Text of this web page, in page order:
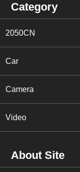
Category
2050CN
Car
Camera
Video
About Site